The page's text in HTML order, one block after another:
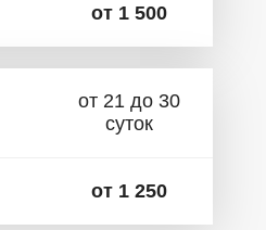
от 1 500
от 21 до 30
суток
от 1 250